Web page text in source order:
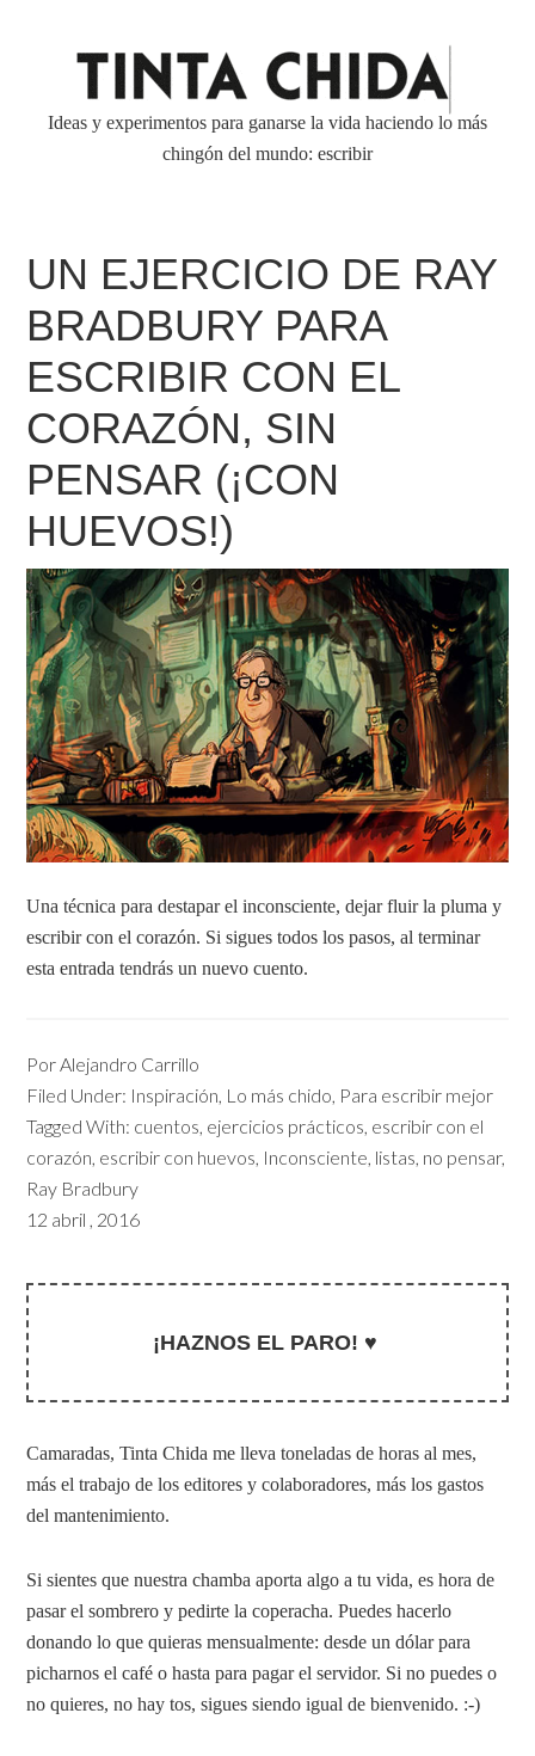
Ideas y experimentos para ganarse la vida haciendo lo más
chingón del mundo: escribir
UN EJERCICIO DE RAY
BRADBURY PARA
ESCRIBIR CON EL
CORAZÓN, SIN
PENSAR (¡CON
HUEVOS!)
Una técnica para destapar el inconsciente, dejar fluir la pluma y
escribir con el corazón. Si sigues todos los pasos, al terminar
esta entrada tendrás un nuevo cuento.
PorAlejandro Carrillo
Filed Under: Inspiración, Lo más chido, Para escribir mejor
Tagged With: cuentos, ejercicios prácticos, escribir con el
corazón, escribir con huevos, Inconsciente, listas, no pensar,
Ray Bradbury
12 abril , 2016
¡HAZNOS EL PARO! ♥
Camaradas, Tinta Chida me lleva toneladas de horas al mes,
más el trabajo de los editores y colaboradores, más los gastos
del mantenimiento.
Si sientes que nuestra chamba aporta algo a tu vida, es hora de
pasar el sombrero y pedirte la coperacha. Puedes hacerlo
donando lo que quieras mensualmente: desde un dólar para
picharnos el café o hasta para pagar el servidor. Si no puedes o
no quieres, no hay tos, sigues siendo igual de bienvenido. :-)